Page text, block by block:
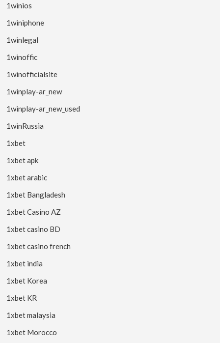
1winios
1winiphone
1winlegal
1winoffic
1winofficialsite
1winplay-ar_new
1winplay-ar_new_used
1winRussia
1xbet
1xbet apk
1xbet arabic
1xbet Bangladesh
1xbet Casino AZ
1xbet casino BD
1xbet casino french
1xbet india
1xbet Korea
1xbet KR
1xbet malaysia
1xbet Morocco